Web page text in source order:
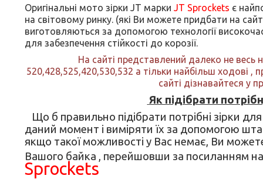
Оригінальні мото зірки JT марки JT Sprockets є
на світовому ринку. (які Ви можете придбати на
виготовляються за допомогою технології
для забезпечення стійкості до корозії.
На сайті представлений далеко не весь
520,428,525,420,530,532 а тільки найбільш ходові ,
сайті дізнавайтеся у
Як підібрати
Що б правильно підібрати потрібні зірки
даний момент і виміряти їх за допомогою
якщо такої можливості у Вас немає, Ви
Вашого байка , перейшовши за посиланням на
Sprockets